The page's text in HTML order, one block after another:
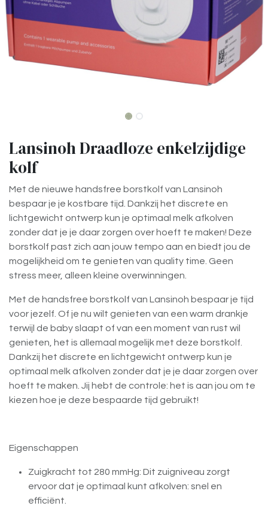
Lansinoh Draadloze enkelzijdige
kolf
Met de nieuwe handsfree borstkolf van Lansinoh
bespaar je je kostbare tijd. Dankzij het discrete en
lichtgewicht ontwerp kun je optimaal melk afkolven
zonder dat je je daar zorgen over hoeft te maken! Deze
borstkolf past zich aan jouw tempo aan en biedt jou de
mogelijkheid om te genieten van quality time. Geen
stress meer, alleen kleine overwinningen.
Met de handsfree borstkolf van Lansinoh bespaar je tijd
voor jezelf. Of je nu wilt genieten van een warm drankje
terwijl de baby slaapt of van een moment van rust wil
genieten, het is allemaal mogelijk met deze borstkolf.
Dankzij het discrete en lichtgewicht ontwerp kun je
optimaal melk afkolven zonder dat je je daar zorgen over
hoeft te maken. Jij hebt de controle: het is aan jou om te
kiezen hoe je deze bespaarde tijd gebruikt!
Eigenschappen
Zuigkracht tot 280 mmHg: Dit zuigniveau zorgt
ervoor dat je optimaal kunt afkolven: snel en
efficiënt.